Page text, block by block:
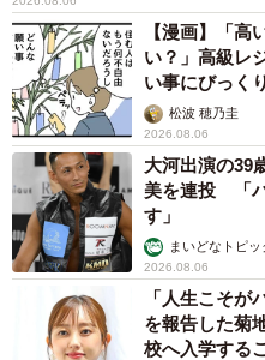
【漫画】「高
い？」高級レ
い事にびっく
松波 穂乃圭
2026.08.06
大河出演の39
美を連投 「
す」
まいどなトピッ
2026.08.06
「人生こそが
を報告した菊
校へ入学する